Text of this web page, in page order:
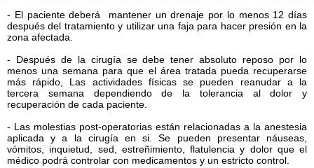
- El paciente deberá mantener un drenaje por lo menos 12 días
después del tratamiento y utilizar una faja para hacer presión en la
zona afectada.
- Después de la cirugía se debe tener absoluto reposo por lo
menos una semana para que el área tratada pueda recuperarse
más rápido, Las actividades físicas se pueden reanudar a la
tercera semana dependiendo de la tolerancia al dolor y
recuperación de cada paciente.
- Las molestias post-operatorias están relacionadas a la anestesia
aplicada y a la cirugía en si. Se pueden presentar náuseas,
vómitos, inquietud, sed, estreñimiento, flatulencia y dolor que el
médico podrá controlar con medicamentos y un estricto control.